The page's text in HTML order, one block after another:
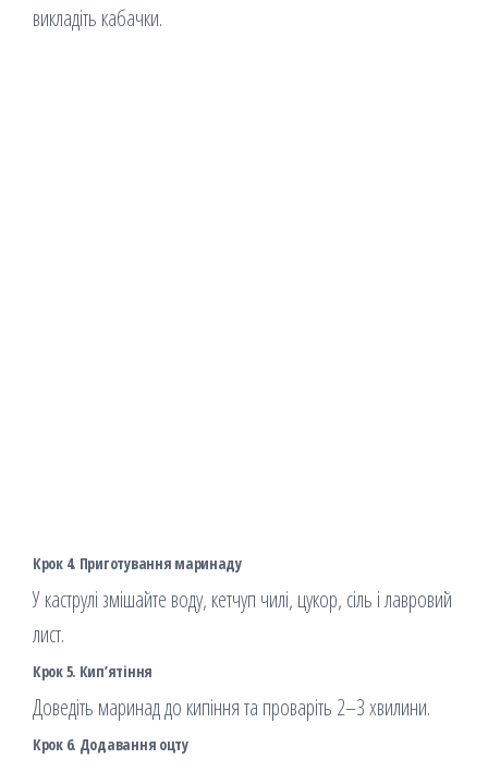
викладіть кабачки.
Крок 4. Приготування маринаду
У каструлі змішайте воду, кетчуп чилі, цукор, сіль і лавровий
лист.
Крок 5. Кип’ятіння
Доведіть маринад до кипіння та проваріть 2–3 хвилини.
Крок 6. Додавання оцту